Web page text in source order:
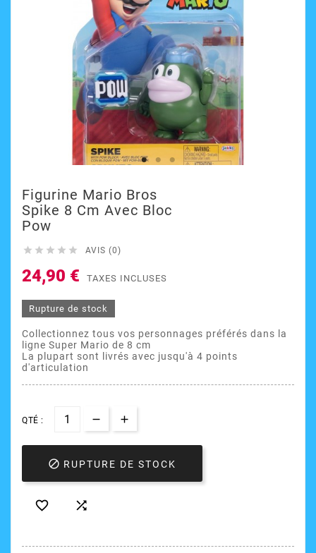
Figurine Mario Bros
Spike 8 Cm Avec Bloc
Pow
     AVIS (0)
24,90 € TAXES INCLUSES
Rupture de stock
Collectionnez tous vos personnages préférés dans la
ligne Super Mario de 8 cm
La plupart sont livrés avec jusqu'à 4 points
d'articulation
QTÉ :
 RUPTURE DE STOCK
 